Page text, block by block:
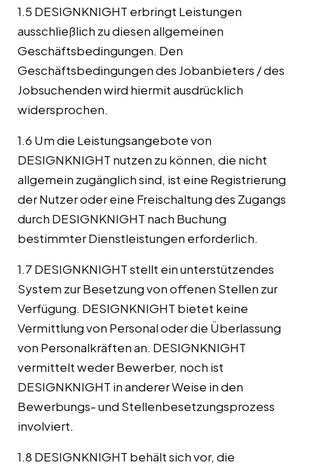
1.5 DESIGNKNIGHT erbringt Leistungen
ausschließlich zu diesen allgemeinen
Geschäftsbedingungen. Den
Geschäftsbedingungen des Jobanbieters / des
Jobsuchenden wird hiermit ausdrücklich
widersprochen.
1.6 Um die Leistungsangebote von
DESIGNKNIGHT nutzen zu können, die nicht
allgemein zugänglich sind, ist eine Registrierung
der Nutzer oder eine Freischaltung des Zugangs
durch DESIGNKNIGHT nach Buchung
bestimmter Dienstleistungen erforderlich.
1.7 DESIGNKNIGHT stellt ein unterstützendes
System zur Besetzung von offenen Stellen zur
Verfügung. DESIGNKNIGHT bietet keine
Vermittlung von Personal oder die Überlassung
von Personalkräften an. DESIGNKNIGHT
vermittelt weder Bewerber, noch ist
DESIGNKNIGHT in anderer Weise in den
Bewerbungs- und Stellenbesetzungsprozess
involviert.
1.8 DESIGNKNIGHT behält sich vor, die